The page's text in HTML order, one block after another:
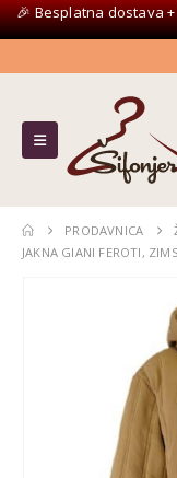
🎉 Besplatna dostava
PRODAVNICA
JAKNA GIANI FEROTI,